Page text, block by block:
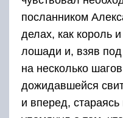
посланником
делах, как король
лошади и, взяв
на несколько
дожидавшейся
и вперед,